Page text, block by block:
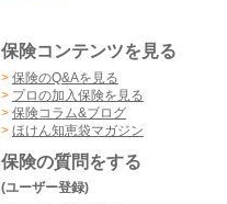
保険コンテンツを見る
> 保険のQ&Aを見る
> プロの加入保険を見る
> 保険コラム&ブログ
> ほけん知恵袋マガジン
保険の質問をする
(ユーザー登録)